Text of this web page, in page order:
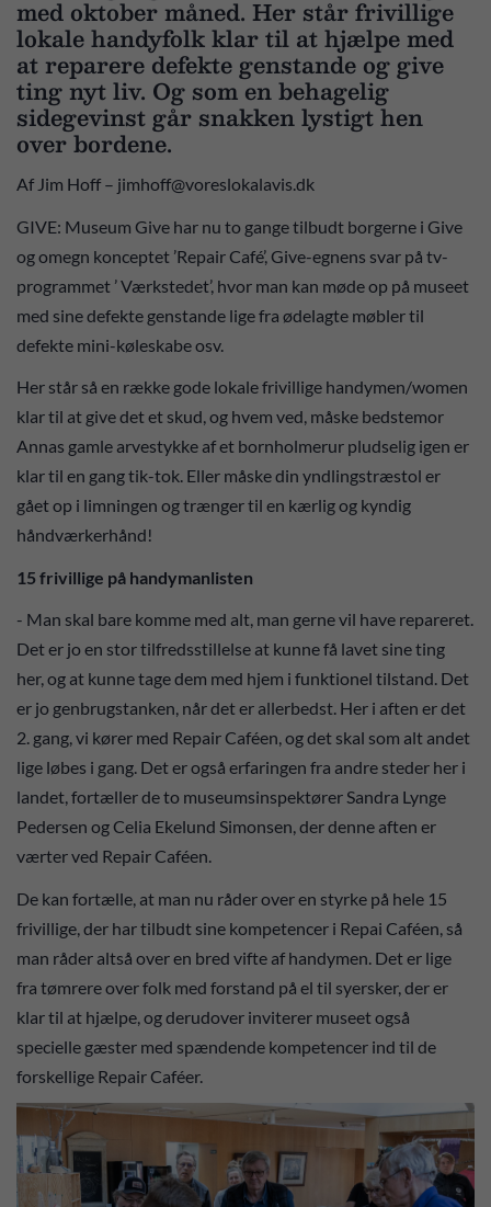
med oktober måned. Her står frivillige
lokale handyfolk klar til at hjælpe med
at reparere defekte genstande og give
ting nyt liv. Og som en behagelig
sidegevinst går snakken lystigt hen
over bordene.
Af Jim Hoff – jimhoff@voreslokalavis.dk
GIVE: Museum Give har nu to gange tilbudt borgerne i Give
og omegn konceptet ’Repair Café’, Give-egnens svar på tv-
programmet ’ Værkstedet’, hvor man kan møde op på museet
med sine defekte genstande lige fra ødelagte møbler til
defekte mini-køleskabe osv.
Her står så en række gode lokale frivillige handymen/women
klar til at give det et skud, og hvem ved, måske bedstemor
Annas gamle arvestykke af et bornholmerur pludselig igen er
klar til en gang tik-tok. Eller måske din yndlingstræstol er
gået op i limningen og trænger til en kærlig og kyndig
håndværkerhånd!
15 frivillige på handymanlisten
- Man skal bare komme med alt, man gerne vil have repareret.
Det er jo en stor tilfredsstillelse at kunne få lavet sine ting
her, og at kunne tage dem med hjem i funktionel tilstand. Det
er jo genbrugstanken, når det er allerbedst. Her i aften er det
2. gang, vi kører med Repair Caféen, og det skal som alt andet
lige løbes i gang. Det er også erfaringen fra andre steder her i
landet, fortæller de to museumsinspektører Sandra Lynge
Pedersen og Celia Ekelund Simonsen, der denne aften er
værter ved Repair Caféen.
De kan fortælle, at man nu råder over en styrke på hele 15
frivillige, der har tilbudt sine kompetencer i Repai Caféen, så
man råder altså over en bred vifte af handymen. Det er lige
fra tømrere over folk med forstand på el til syersker, der er
klar til at hjælpe, og derudover inviterer museet også
specielle gæster med spændende kompetencer ind til de
forskellige Repair Caféer.